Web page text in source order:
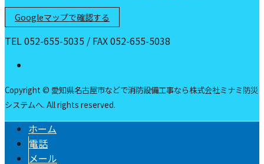
Googleマップで確認する
TEL 052-655-5035 / FAX 052-655-5038
Copyright © 愛知県名古屋市などで消防設備工事なら株式会社ミナミ防災
システムへ. All rights reserved.
ホーム
電話
メール